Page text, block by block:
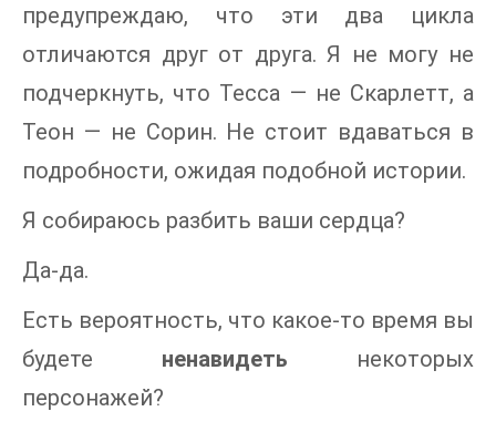
предупреждаю, что эти два цикла
отличаются друг от друга. Я не могу не
подчеркнуть, что Тесса — не Скарлетт, а
Теон — не Сорин. Не стоит вдаваться в
подробности, ожидая подобной истории.
Я собираюсь разбить ваши сердца?
Да-да.
Есть вероятность, что какое-то время вы
будете ненавидеть некоторых
персонажей?